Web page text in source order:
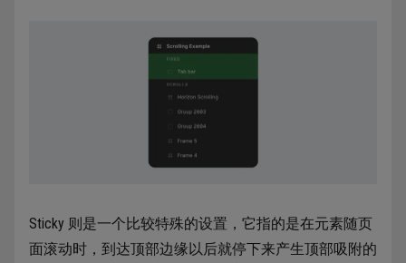
Sticky 则是一个比较特殊的设置，它指的是在元素随页
面滚动时，到达顶部边缘以后就停下来产生顶部吸附的